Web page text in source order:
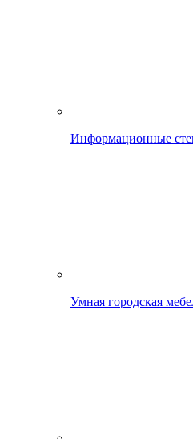
Информационные
Умная городская